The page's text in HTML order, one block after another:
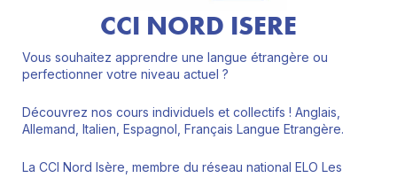
CCI NORD ISERE
Vous souhaitez apprendre une langue étrangère ou
perfectionner votre niveau actuel ?
Découvrez nos cours individuels et collectifs ! Anglais,
Allemand, Italien, Espagnol, Français Langue Etrangère.
La CCI Nord Isère, membre du réseau national ELO Les